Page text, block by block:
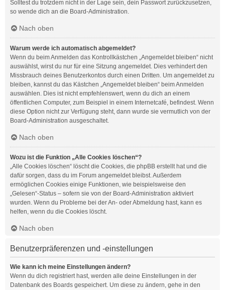
Solltest du trotzdem nicht in der Lage sein, dein Passwort zurückzusetzen,
so wende dich an die Board-Administration.
Nach oben
Warum werde ich automatisch abgemeldet?
Wenn du beim Anmelden das Kontrollkästchen „Angemeldet bleiben“ nicht
auswählst, wirst du nur für eine Sitzung angemeldet. Dies verhindert den
Missbrauch deines Benutzerkontos durch einen Dritten. Um angemeldet zu
bleiben, kannst du das Kästchen „Angemeldet bleiben“ beim Anmelden
auswählen. Dies ist nicht empfehlenswert, wenn du dich an einem
öffentlichen Computer, zum Beispiel in einem Internetcafé, befindest. Wenn
diese Option nicht zur Verfügung steht, dann wurde sie vermutlich von der
Board-Administration ausgeschaltet.
Nach oben
Wozu ist die Funktion „Alle Cookies löschen“?
„Alle Cookies löschen“ löscht die Cookies, die phpBB erstellt hat und die
dafür sorgen, dass du im Forum angemeldet bleibst. Außerdem
ermöglichen Cookies einige Funktionen, wie beispielsweise den
„Gelesen“-Status – sofern sie von der Board-Administration aktiviert
wurden. Wenn du Probleme bei der An- oder Abmeldung hast, kann es
helfen, wenn du die Cookies löscht.
Nach oben
Benutzerpräferenzen und -einstellungen
Wie kann ich meine Einstellungen ändern?
Wenn du dich registriert hast, werden alle deine Einstellungen in der
Datenbank des Boards gespeichert. Um diese zu ändern, gehe in den